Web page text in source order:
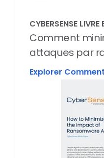
CYBERSENSE
Comment
attaques par
Explorer Comment